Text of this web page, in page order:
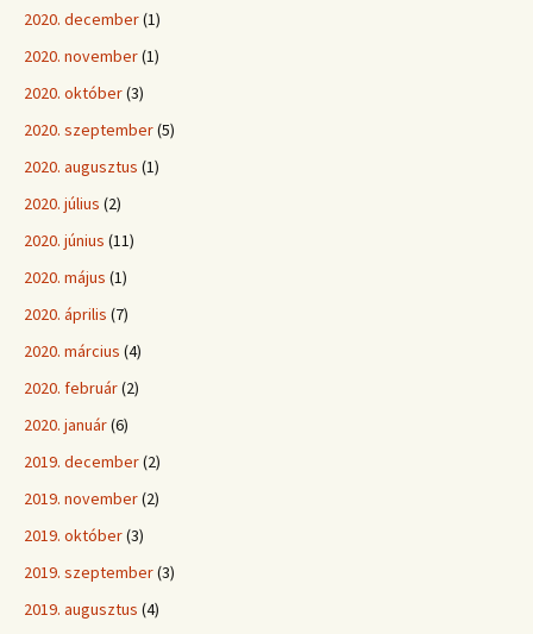
2020. december(1)
2020. november(1)
2020. október(3)
2020. szeptember(5)
2020. augusztus (1)
2020. július (2)
2020. június (11)
2020. május (1)
2020. április (7)
2020. március (4)
2020. február(2)
2020. január(6)
2019. december(2)
2019. november(2)
2019. október(3)
2019. szeptember(3)
2019. augusztus (4)